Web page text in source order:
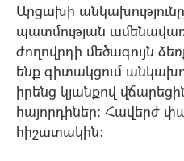
Արցախի անկախությունը
պատմության ամենավառ
ժողովրդի մեծագույն
ենք գիտակցում
իրենց կյանքով
հայորդիներ: Հավերժ
հիշատակին: